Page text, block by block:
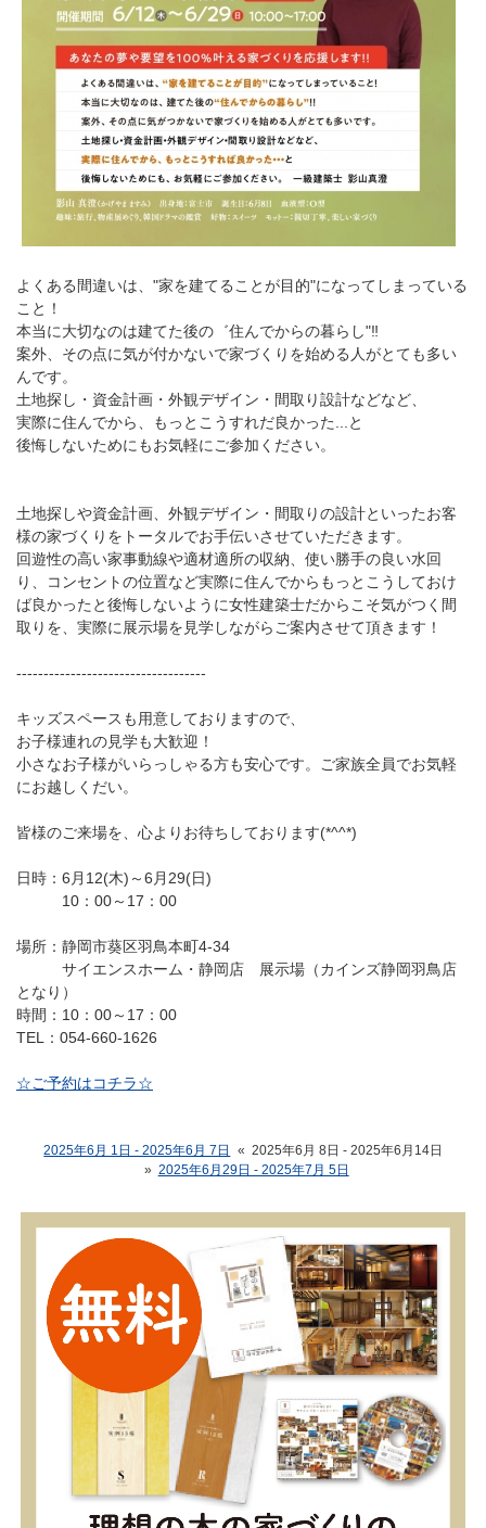
よくある間違いは、"家を建てることが目的"になってしまっている
こと！
本当に大切なのは建てた後の゛住んでからの暮らし"‼
案外、その点に気が付かないで家づくりを始める人がとても多い
んです。
土地探し・資金計画・外観デザイン・間取り設計などなど、
実際に住んでから、もっとこうすれだ良かった...と
後悔しないためにもお気軽にご参加ください。
土地探しや資金計画、外観デザイン・間取りの設計といったお客
様の家づくりをトータルでお手伝いさせていただきます。
回遊性の高い家事動線や適材適所の収納、使い勝手の良い水回
り、コンセントの位置など実際に住んでからもっとこうしておけ
ば良かったと後悔しないように女性建築士だからこそ気がつく間
取りを、実際に展示場を見学しながらご案内させて頂きます！
‐‐‐‐‐‐‐‐‐‐‐‐‐‐‐‐‐‐‐‐‐‐‐‐‐‐‐‐‐‐‐‐‐‐‐
キッズスペースも用意しておりますので、
お子様連れの見学も大歓迎！
小さなお子様がいらっしゃる方も安心です。ご家族全員でお気軽
にお越しくだい。
皆様のご来場を、心よりお待ちしております(*^^*)
日時：6月12(木)～6月29(日)
10：00～17：00
場所：静岡市葵区羽鳥本町4-34
サイエンスホーム・静岡店 展示場（カインズ静岡羽鳥店
となり）
時間：10：00～17：00
TEL：054-660-1626
☆ご予約はコチラ☆
2025年6月 1日 - 2025年6月 7日 « 2025年6月 8日 - 2025年6月14日
» 2025年6月29日 - 2025年7月 5日